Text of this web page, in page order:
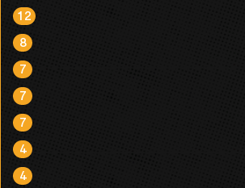
12
8
7
7
7
4
4